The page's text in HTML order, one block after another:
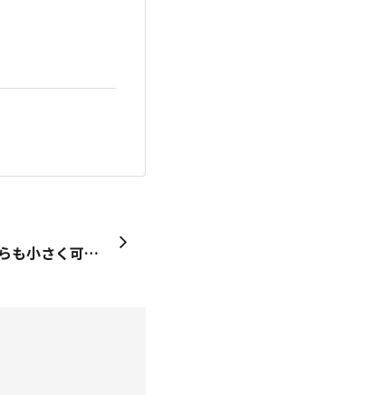
大葉の花が咲きました♪ こちらも小さく可憐な白い花🤍 今年は暑くて、いっぱい枯れちゃいましたが それでも残った大葉は元気よく花を咲かせました♪ ふと、思ったんですが この大葉の花の形状、お刺身についてくる 穂紫蘇？似てる！ まぁ、紫蘇の穂だから不思議はないな！ 今度、お刺身の時に添えて食べてみようと思いました😋